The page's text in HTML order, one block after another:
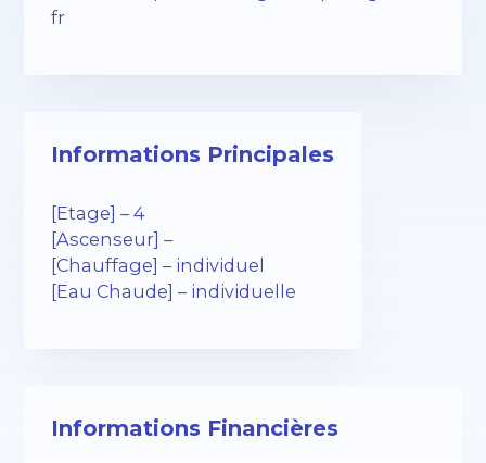
fr
Informations Principales
[Etage] – 4
[Ascenseur] –
[Chauffage] – individuel
[Eau Chaude] – individuelle
Informations Financières